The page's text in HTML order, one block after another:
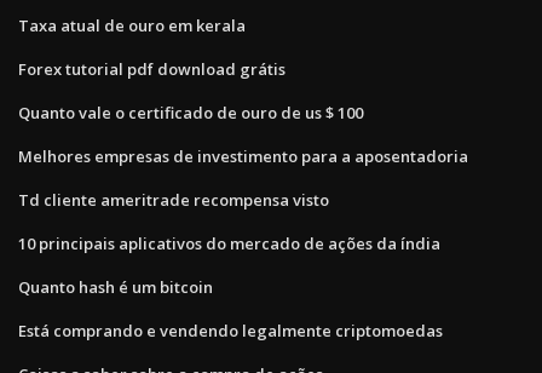
Taxa atual de ouro em kerala
Forex tutorial pdf download grátis
Quanto vale o certificado de ouro de us $ 100
Melhores empresas de investimento para a aposentadoria
Td cliente ameritrade recompensa visto
10 principais aplicativos do mercado de ações da índia
Quanto hash é um bitcoin
Está comprando e vendendo legalmente criptomoedas